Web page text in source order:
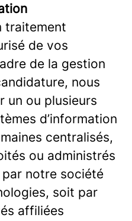
traitement
de vos
de la gestion
nous
un ou plusieurs
d’information
centralisés,
ou administrés
notre société
soit par
affiliées